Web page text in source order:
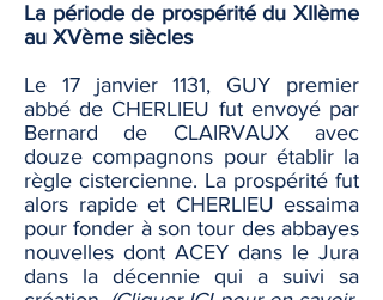
La période de prospérité du XIIème
au XVème siècles
Le 17 janvier 1131, GUY premier
abbé de CHERLIEU fut envoyé par
Bernard de CLAIRVAUX avec
douze compagnons pour établir la
règle cistercienne. La prospérité fut
alors rapide et CHERLIEU essaima
pour fonder à son tour des abbayes
nouvelles dont ACEY dans le Jura
dans la décennie qui a suivi sa